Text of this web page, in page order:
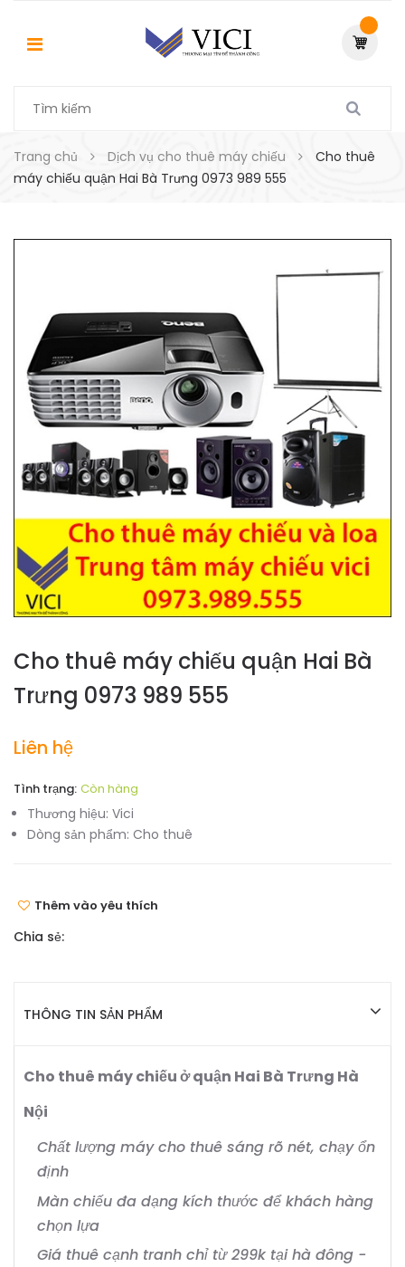
Trang chủ Dịch vụ cho thuê máy chiếu
Cho thuê
máy chiếu quận Hai Bà Trưng 0973 989 555
Cho thuê máy chiếu quận Hai Bà
Trưng 0973 989 555
Liên hệ
Tình trạng: Còn hàng
Thương hiệu: Vici
Dòng sản phẩm: Cho thuê
Thêm vào yêu thích
Chia sẻ:
THÔNG TIN SẢN PHẨM
Cho thuê máy chiếu ở quận Hai Bà Trưng Hà
Nội
Chất lượng máy cho thuê sáng rõ nét, chạy ổn
định
Màn chiếu đa dạng kích thước để khách hàng
chọn lựa
Giá thuê cạnh tranh chỉ từ 299k tại hà đông -